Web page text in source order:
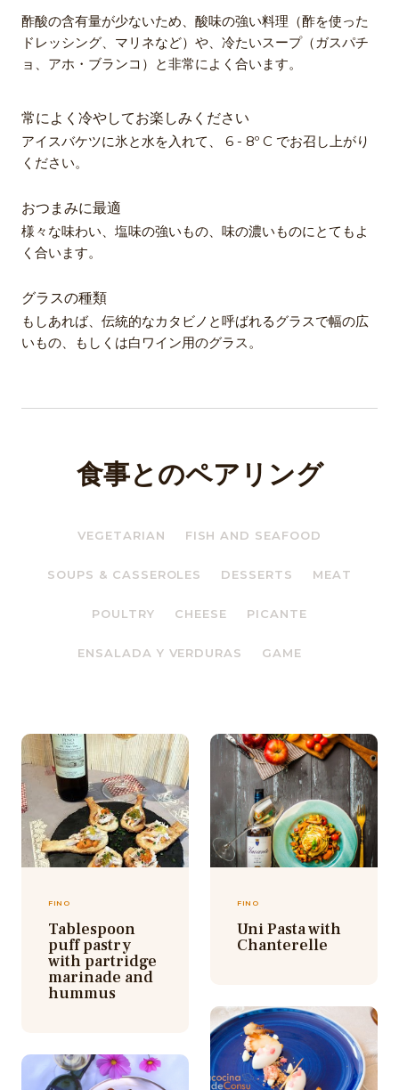
酢酸の含有量が少ないため、酸味の強い料理（酢を使った
ドレッシング、マリネなど）や、冷たいスープ（ガスパチ
ョ、アホ・ブランコ）と非常によく合います。
常によく冷やしてお楽しみください
アイスバケツに氷と水を入れて、 6 - 8º C でお召し上がり
ください。
おつまみに最適
様々な味わい、塩味の強いもの、味の濃いものにとてもよ
く合います。
グラスの種類
もしあれば、伝統的なカタビノと呼ばれるグラスで幅の広
いもの、もしくは白ワイン用のグラス。
食事とのペアリング
VEGETARIAN FISH AND SEAFOOD
SOUPS & CASSEROLES DESSERTS MEAT
POULTRY CHEESE PICANTE
ENSALADA Y VERDURAS GAME
FINO
Tablespoon
puff pastry
with partridge
marinade and
hummus
FINO
Uni Pasta with
Chanterelle